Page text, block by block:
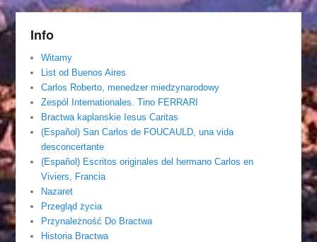
Info
Witamy
List od Buenos Aires
Carlos Roberto, menedzer miedzynarodowy
Zespól Internationales. Tino FERRARI
Bractwa kaplanskie Iesus Caritas
(Español) San Carlos de FOUCAULD, una vida
desconcertante
(Español) Escritos originales del hermano Carlos en
Viviers, Francia
Nazaret
Przegląd życia
Przynależność Do Bractwa
Historia Bractwa